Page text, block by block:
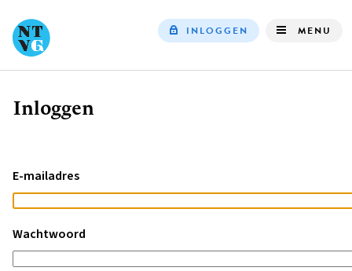
INLOGGEN MENU
Kruimelpad
Inloggen
E-mailadres
Wachtwoord